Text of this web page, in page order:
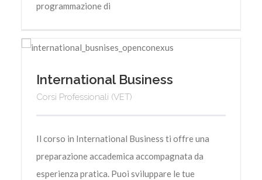
programmazione di
International Business
Corsi Professionali (VET)
Il corso in International Business ti offre una
preparazione accademica accompagnata da
esperienza pratica. Puoi sviluppare le tue